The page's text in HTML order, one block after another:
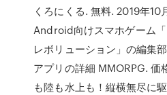
くろにくる. 無料. 2019年10
Android向けスマホゲーム
レボリューション」の編集
アプリの詳細 MMORPG. 価
も陸も水上も！縦横無尽に